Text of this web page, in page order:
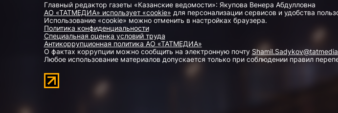
Главный редактор газеты «Казанские ведомости»: Якупова Венера Абдулловна
АО «ТАТМЕДИА» использует «cookie» для персонализации сервисов и удобства
Использование «cookie» можно отменить в настройках браузера.
Политика конфиденциальности
Специальная оценка условий труда
Антикоррупционная политика АО «ТАТМЕДИА»
О фактах коррупции можно сообщить на электронную почту
Любое использование материалов допускается только при соблюдении правил